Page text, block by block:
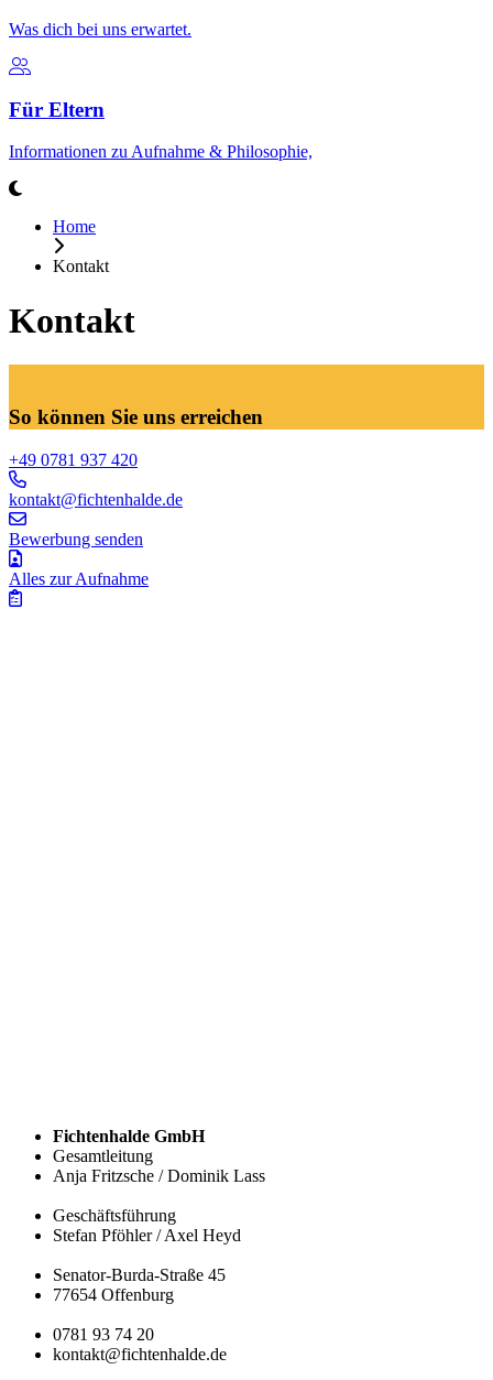
Was dich bei uns erwartet.
Für Eltern
Informationen zu Aufnahme & Philosophie,
Home
Kontakt
Kontakt
So können Sie uns erreichen
+49 0781 937 420
kontakt@fichtenhalde.de
Bewerbung senden
Alles zur Aufnahme
Fichtenhalde GmbH
Gesamtleitung
Anja Fritzsche / Dominik Lass
Geschäftsführung
Stefan Pföhler / Axel Heyd
Senator-Burda-Straße 45
77654 Offenburg
0781 93 74 20
kontakt@fichtenhalde.de